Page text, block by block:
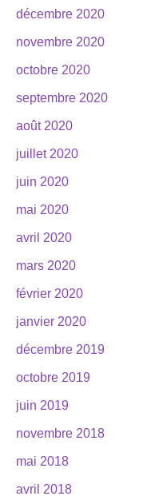
décembre 2020
novembre 2020
octobre 2020
septembre 2020
août 2020
juillet 2020
juin 2020
mai 2020
avril 2020
mars 2020
février 2020
janvier 2020
décembre 2019
octobre 2019
juin 2019
novembre 2018
mai 2018
avril 2018